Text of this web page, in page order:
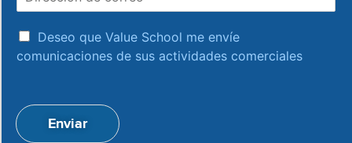
e
c
n
d
a
c
e
a
c
Deseo que Value School me envíe
comunicaciones de sus actividades comerciales
Enviar